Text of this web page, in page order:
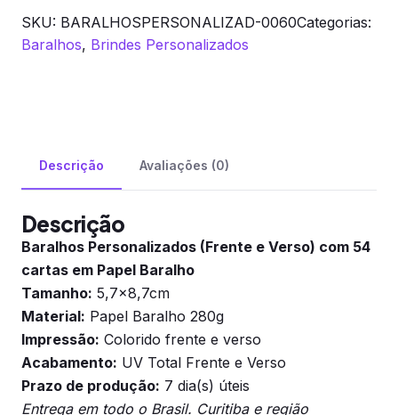
quantidade
SKU: BARALHOSPERSONALIZAD-0060Categorias:
Baralhos, Brindes Personalizados
Descrição Avaliações (0)
Descrição
Baralhos Personalizados (Frente e Verso) com 54
cartas em Papel Baralho
Tamanho: 5,7×8,7cm
Material: Papel Baralho 280g
Impressão: Colorido frente e verso
Acabamento: UV Total Frente e Verso
Prazo de produção: 7 dia(s) úteis
Entrega em todo o Brasil. Curitiba e região